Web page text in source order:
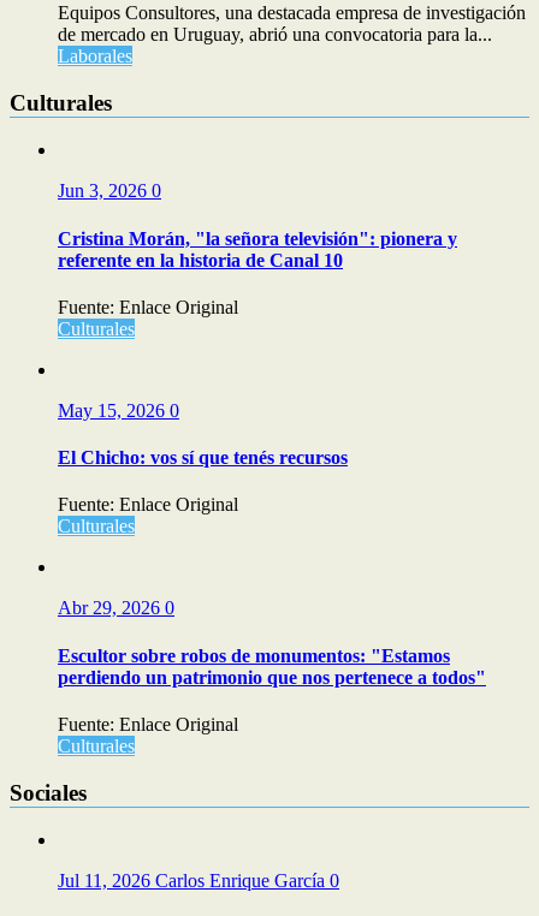
Equipos Consultores, una destacada empresa de investigación
de mercado en Uruguay, abrió una convocatoria para la...
Laborales
Culturales
Jun 3, 2026 0
Cristina Morán, "la señora televisión": pionera y
referente en la historia de Canal 10
Fuente: Enlace Original
Culturales
May 15, 2026 0
El Chicho: vos sí que tenés recursos
Fuente: Enlace Original
Culturales
Abr 29, 2026 0
Escultor sobre robos de monumentos: "Estamos
perdiendo un patrimonio que nos pertenece a todos"
Fuente: Enlace Original
Culturales
Sociales
Jul 11, 2026 Carlos Enrique García 0